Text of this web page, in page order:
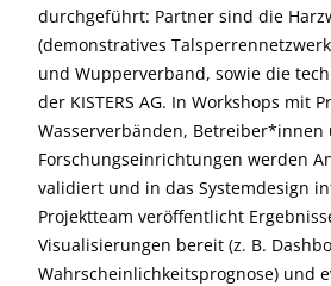
durchgeführt: Partner sind die
(demonstratives
und Wupperverband, sowie die
der KISTERS AG. In Workshops mit
Wasserverbänden, Betreiber*innen
Forschungseinrichtungen werden
validiert und in das Systemdesign
Projektteam veröffentlicht
Visualisierungen bereit (z. B.
Wahrscheinlichkeitsprognose) und